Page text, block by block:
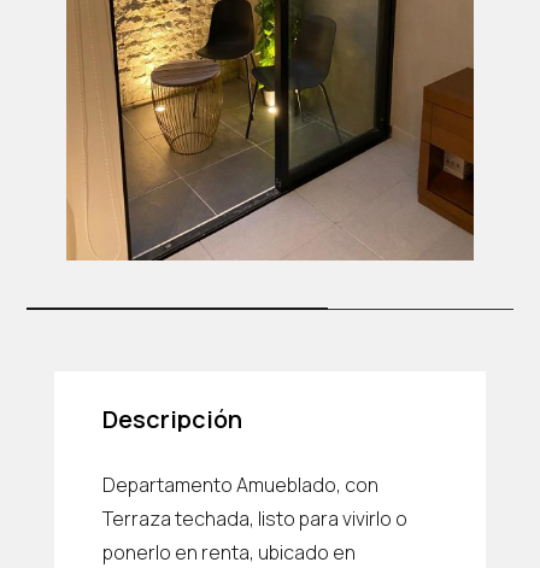
Descripción
Departamento Amueblado, con
Terraza techada, listo para vivirlo o
ponerlo en renta, ubicado en